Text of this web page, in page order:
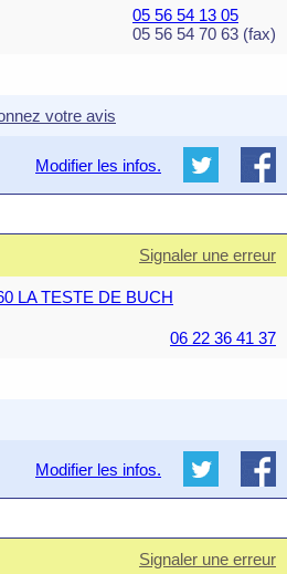
05 56 54 13 05
05 56 54 70 63 (fax)
votre avis
Modifier les infos.
Signaler une erreur
LA TESTE DE BUCH
06 22 36 41 37
Modifier les infos.
Signaler une erreur